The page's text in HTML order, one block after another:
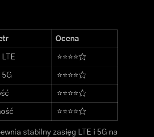
Ocena
⭐⭐⭐⭐☆
5G ⭐⭐⭐⭐☆
⭐⭐⭐⭐☆
⭐⭐⭐⭐☆
stabilny zasięg LTE i 5G na